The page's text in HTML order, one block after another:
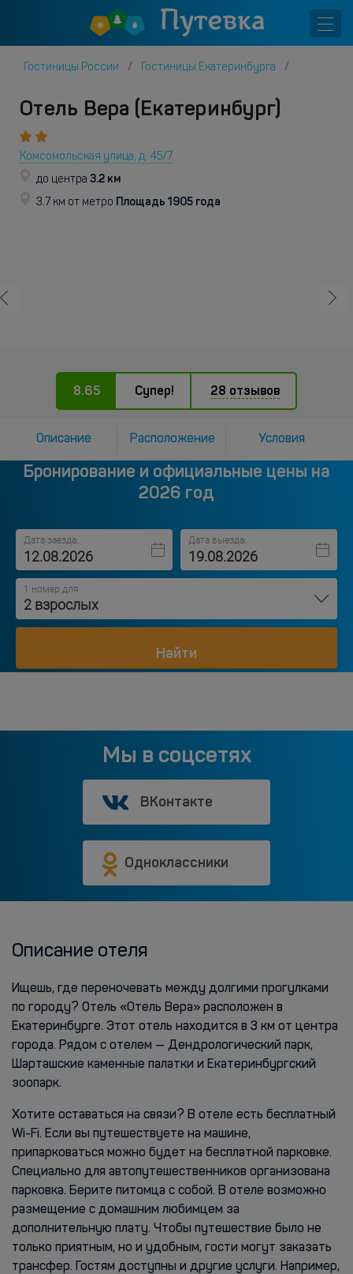
Гостиницы России Гостиницы Екатеринбурга
Отель Вера (Екатеринбург)
Комсомольская улица, д. 45/7
до центра 3.2 км
3.7 км от метро Площадь 1905 года
8.65 Супер! 28 отзывов
Описание Расположение Условия
Бронирование и официальные цены на
2026 год
Дата заезда: Дата выезда:
1 номер для
2 взрослых
Найти
Мы в соцсетях
ВКонтакте
Одноклассники
Описание отеля
Ищешь, где переночевать между долгими прогулками
по городу? Отель «Отель Вера» расположен в
Екатеринбурге. Этот отель находится в 3 км от центра
города. Рядом с отелем — Дендрологический парк,
Шарташские каменные палатки и Екатеринбургский
зоопарк.
Хотите оставаться на связи? В отеле есть бесплатный
Wi-Fi. Если вы путешествуете на машине,
припарковаться можно будет на бесплатной парковке.
Специально для автопутешественников организована
парковка. Берите питомца с собой. В отеле возможно
размещение с домашним любимцем за
дополнительную плату. Чтобы путешествие было не
только приятным, но и удобным, гости могут заказать
трансфер. Гостям доступны и другие услуги. Например,